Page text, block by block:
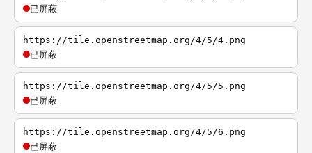
已屏蔽
https://tile.openstreetmap.org/4/5/4.png
已屏蔽
https://tile.openstreetmap.org/4/5/5.png
已屏蔽
https://tile.openstreetmap.org/4/5/6.png
已屏蔽